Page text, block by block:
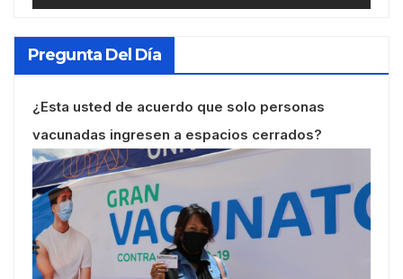
Pregunta Del Día
¿Esta usted de acuerdo que solo personas
vacunadas ingresen a espacios cerrados?